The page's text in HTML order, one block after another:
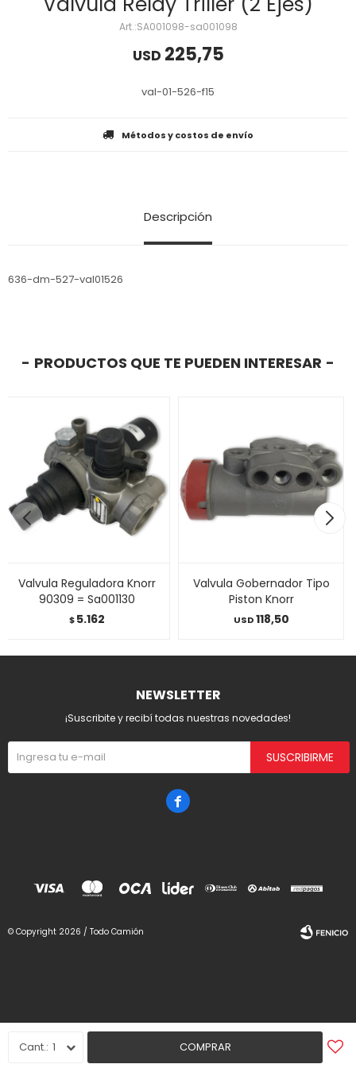
SA001098-sa001098
USD 225,75
val-01-526-f15
1 COMPRAR
Métodos y costos de envío
Descripción
636-dm-527-val01526
PRODUCTOS QUE TE PUEDEN INTERESAR
Valvula Reguladora Knorr
90309 = Sa001130
$5.162
Valvula Gobernador Tipo
Piston Knorr
USD118,50
NEWSLETTER
¡Suscribite y recibí todas nuestras novedades!
SUSCRIBIRME

© Copyright 2026 / Todo Camión
Fenicio